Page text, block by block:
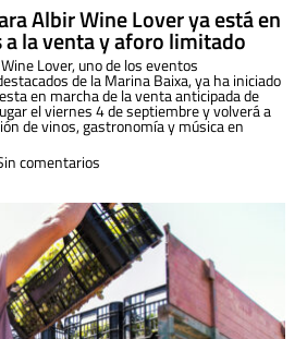
Albir Wine Lover ya está en
la venta y aforo limitado
Lover, uno de los eventos
de la Marina Baixa, ya ha iniciado
en marcha de la venta anticipada de
el viernes 4 de septiembre y volverá a
de vinos, gastronomía y música en
comentarios